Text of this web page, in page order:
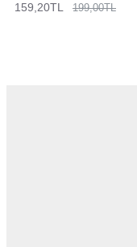
159,20TL 199,00TL